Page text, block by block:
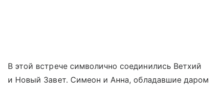
В этой встрече символично соединились Ветхий
и Новый Завет. Симеон и Анна, обладавшие даром